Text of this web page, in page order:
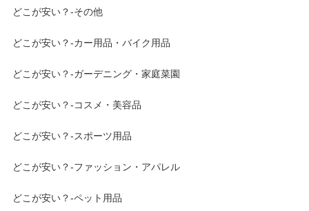
どこが安い？-その他
どこが安い？-カー用品・バイク用品
どこが安い？-ガーデニング・家庭菜園
どこが安い？-コスメ・美容品
どこが安い？-スポーツ用品
どこが安い？-ファッション・アパレル
どこが安い？-ペット用品